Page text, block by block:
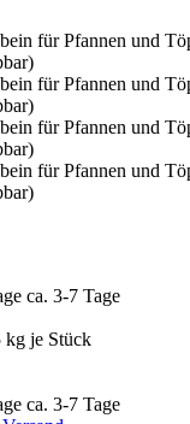
ca. 3-7 Tage
kg je Stück
ca. 3-7 Tage